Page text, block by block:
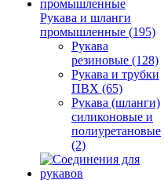
Рукава и шланги
промышленные (195)
Рукава
резиновые (128)
Рукава и трубки
ПВХ (65)
Рукава (шланги)
силиконовые и
полиуретановые
(2)